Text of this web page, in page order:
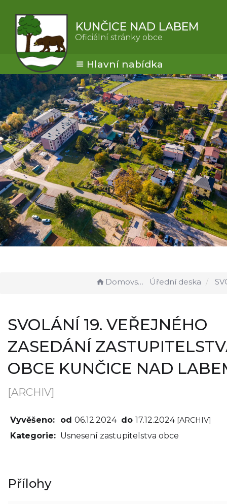
KUNČICE NAD LABEM
Oficiální stránky obce
Hlavní nabídka
Domovská stránka Úřední deska SVOLÁNÍ 19.
SVOLÁNÍ 19. VEŘEJNÉHO
ZASEDÁNÍ
OBCE KUNČICE NAD
[ARCHIV]
Vyvěšeno: od 06.12.2024 do 17.12.2024 [ARCHIV]
Kategorie: Usnesení zastupitelstva obce
Přílohy